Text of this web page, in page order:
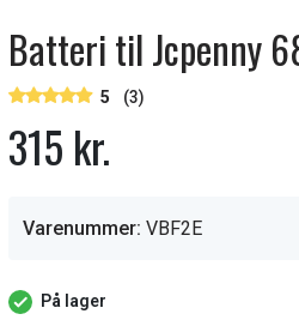
Batteri til Jcpenny
5 (3)
315 kr.
Varenummer: VBF2E
På lager